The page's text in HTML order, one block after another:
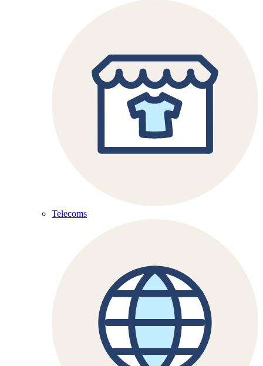
Telecoms